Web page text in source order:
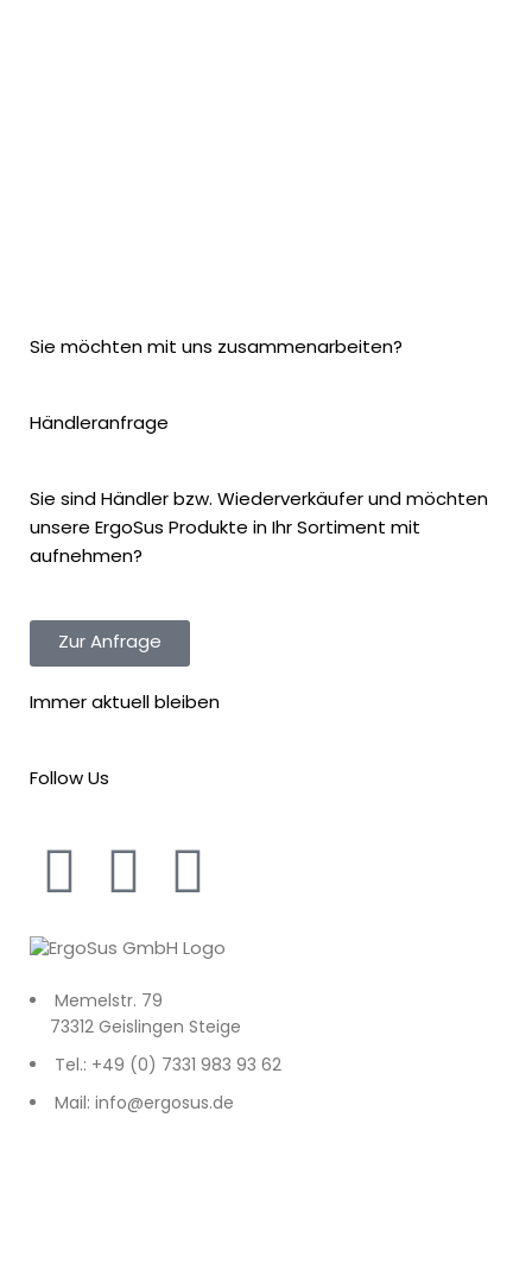
Sie möchten mit uns zusammenarbeiten?
Händleranfrage
Sie sind Händler bzw. Wiederverkäufer und möchten
unsere ErgoSus Produkte in Ihr Sortiment mit
aufnehmen?
Zur Anfrage
Immer aktuell bleiben
Follow Us
Memelstr. 79
73312 Geislingen Steige
Tel.: +49 (0) 7331 983 93 62
Mail: info@ergosus.de